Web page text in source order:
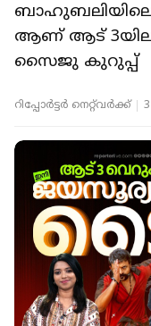
ബാഹുബലിയിലെ
ആണ് ആട്
സൈജു കുറുപ്പ്
റിപ്പോർട്ടർ നെറ്റ്‌വര്‍ക്ക്‌